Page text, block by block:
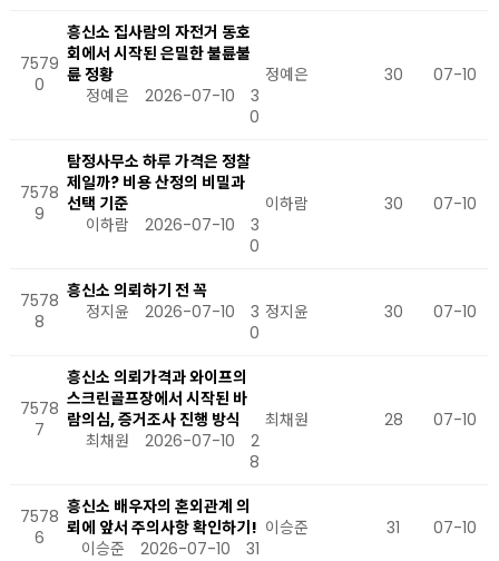
7579
0
흥신소 집사람의 자전거 동호
회에서 시작된 은밀한 불륜불
륜 정황
정예은
2026-07-10
3
0
정예은 30 07-10
7578
9
탐정사무소 하루 가격은 정찰
제일까? 비용 산정의 비밀과
선택 기준
이하람
2026-07-10
3
0
이하람 30 07-10
7578
8
흥신소 의뢰하기 전 꼭
정지윤
2026-07-10
3
0
정지윤 30 07-10
7578
7
흥신소 의뢰가격과 와이프의
스크린골프장에서 시작된 바
람의심, 증거조사 진행 방식
최채원
2026-07-10
2
8
최채원 28 07-10
7578
6
흥신소 배우자의 혼외관계 의
뢰에 앞서 주의사항 확인하기!
이승준
2026-07-10 31
이승준 31 07-10